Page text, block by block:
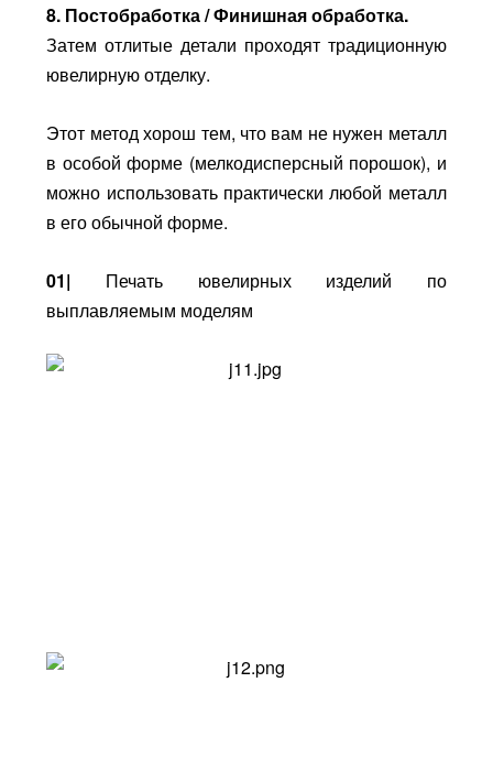
8. Постобработка / Финишная обработка.
Затем отлитые детали проходят традиционную
ювелирную отделку.
Этот метод хорош тем, что вам не нужен металл
в особой форме (мелкодисперсный порошок), и
можно использовать практически любой металл
в его обычной форме.
01| Печать ювелирных изделий по
выплавляемым моделям